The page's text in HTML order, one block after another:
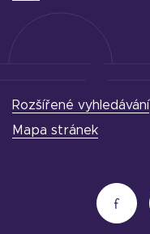
Rozšířené vyhledávání
Mapa stránek